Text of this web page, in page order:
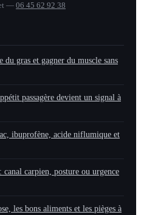
— 06 45 62 92 38
gras et gagner du muscle sans
passagère devient un signal à
ibuprofène, acide niflumique et
carpien, posture ou urgence
les bons aliments et les pièges à